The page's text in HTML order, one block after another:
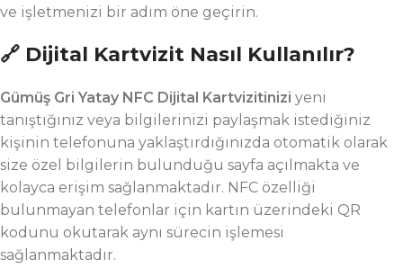
ve işletmenizi bir adım öne geçirin.
🔗 Dijital Kartvizit Nasıl Kullanılır?
Gümüş Gri Yatay NFC Dijital Kartvizitinizi yeni
tanıştığınız veya bilgilerinizi paylaşmak istediğiniz
kişinin telefonuna yaklaştırdığınızda otomatik olarak
size özel bilgilerin bulunduğu sayfa açılmakta ve
kolayca erişim sağlanmaktadır. NFC özelliği
bulunmayan telefonlar için kartın üzerindeki QR
kodunu okutarak aynı sürecin işlemesi
sağlanmaktadır.